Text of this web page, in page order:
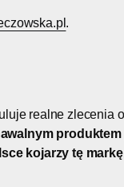
.
realne zlecenia
kojarzy tę